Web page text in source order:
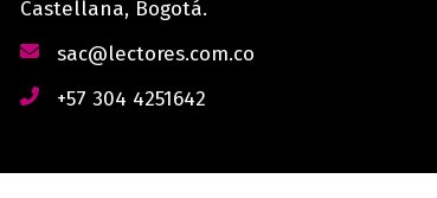
Castellana, Bogotá.
sac@lectores.com.co
+57 304 4251642